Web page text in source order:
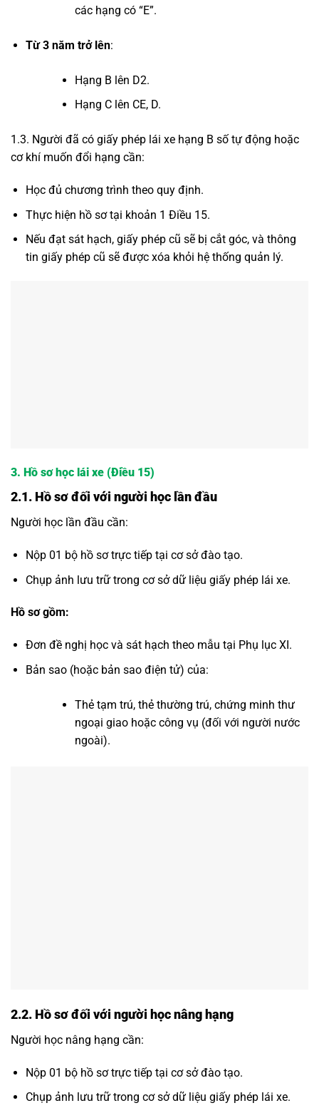
các hạng có “E”.
Từ 3 năm trở lên:
Hạng B lên D2.
Hạng C lên CE, D.
1.3. Người đã có giấy phép lái xe hạng B số tự động hoặc
cơ khí muốn đổi hạng cần:
Học đủ chương trình theo quy định.
Thực hiện hồ sơ tại khoản 1 Điều 15.
Nếu đạt sát hạch, giấy phép cũ sẽ bị cắt góc, và thông
tin giấy phép cũ sẽ được xóa khỏi hệ thống quản lý.
3. Hồ sơ học lái xe (Điều 15)
2.1. Hồ sơ đối với người học lần đầu
Người học lần đầu cần:
Nộp 01 bộ hồ sơ trực tiếp tại cơ sở đào tạo.
Chụp ảnh lưu trữ trong cơ sở dữ liệu giấy phép lái xe.
Hồ sơ gồm:
Đơn đề nghị học và sát hạch theo mẫu tại Phụ lục XI.
Bản sao (hoặc bản sao điện tử) của:
Thẻ tạm trú, thẻ thường trú, chứng minh thư
ngoại giao hoặc công vụ (đối với người nước
ngoài).
2.2. Hồ sơ đối với người học nâng hạng
Người học nâng hạng cần:
Nộp 01 bộ hồ sơ trực tiếp tại cơ sở đào tạo.
Chụp ảnh lưu trữ trong cơ sở dữ liệu giấy phép lái xe.